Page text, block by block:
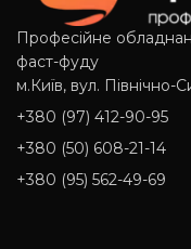
Професійне
фаст-фуду
м.Київ, вул. Північно-
+380 (97) 412-90-95
+380 (50) 608-21-14
+380 (95) 562-49-69